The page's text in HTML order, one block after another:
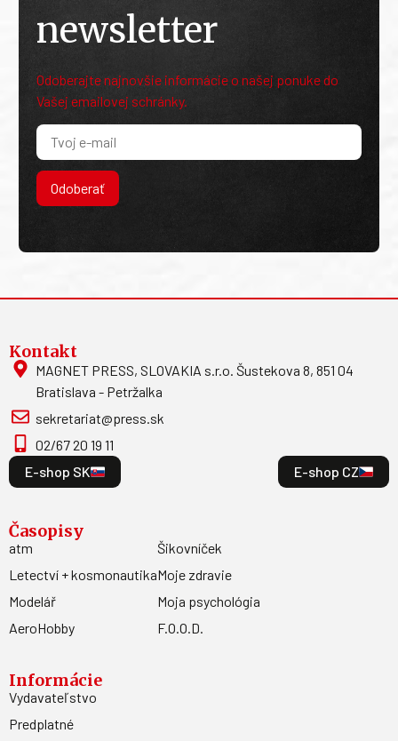
newsletter
Odoberajte najnovšie informácie o našej ponuke do
Vašej emailovej schránky.
Odoberať
Kontakt
MAGNET PRESS, SLOVAKIA s.r.o. Šustekova 8, 851 04
Bratislava - Petržalka
sekretariat@press.sk
02/67 20 19 11
E-shop SK
E-shop CZ
Časopisy
atm
Letectví + kosmonautika
Modelář
AeroHobby
Šikovníček
Moje zdravie
Moja psychológia
F.O.O.D.
Informácie
Vydavateľstvo
Predplatné